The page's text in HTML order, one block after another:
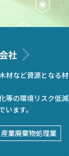
社
材など資源となる
等の環境リスク低
います。
産業廃棄物処理業